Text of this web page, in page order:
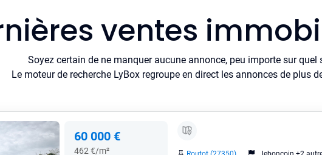
ventes
Soyez certain de ne manquer aucune annonce, peu importe sur quel
Le moteur de recherche LyBox regroupe en direct les annonces de plus
60 000 €
462 €/m²